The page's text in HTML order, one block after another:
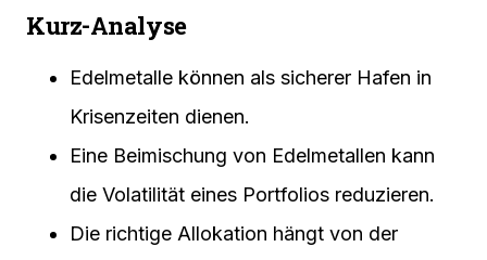
Kurz-Analyse
Edelmetalle können als sicherer Hafen in
Krisenzeiten dienen.
Eine Beimischung von Edelmetallen kann
die Volatilität eines Portfolios reduzieren.
Die richtige Allokation hängt von der